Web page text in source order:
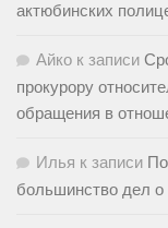
актюбинских
Айко к записи
прокурору
обращения в
Илья к записи
большинство дел о